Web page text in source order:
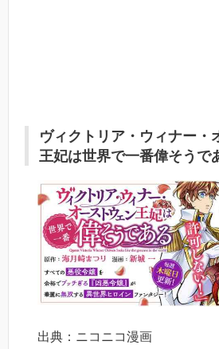
ヴィクトリア・ウィナー・
王妃は世界で一番偉そうで
出典：ニコニコ漫画